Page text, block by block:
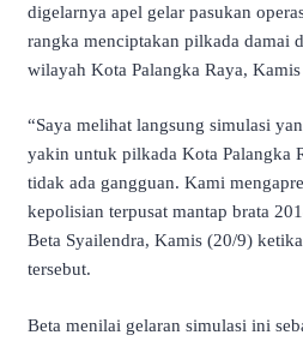
digelarnya apel gelar pasukan
rangka menciptakan pilkada damai
wilayah Kota Palangka Raya,
“Saya melihat langsung simulasi
yakin untuk pilkada Kota Palangka
tidak ada gangguan. Kami
kepolisian terpusat mantap brata
Beta Syailendra, Kamis (20/9)
tersebut.
Beta menilai gelaran simulasi ini